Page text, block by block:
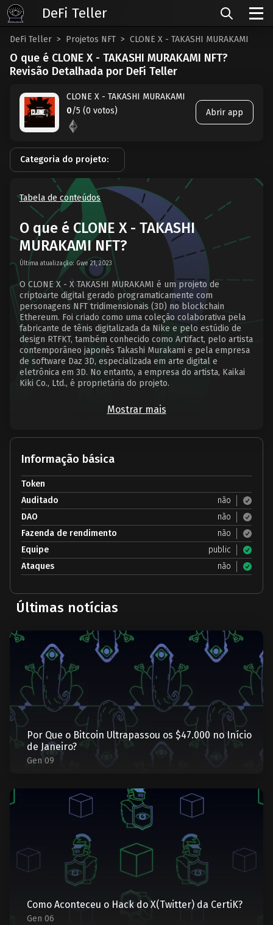
DeFi Teller Projetos NFT CLONE X - TAKASHI MURAKAMI
O que é CLONE X - TAKASHI MURAKAMI NFT?
Revisão Detalhada por DeFi Teller
CLONE X - TAKASHI MURAKAMI
0/5 (0 votos) Abrir app
Categoria do projeto:
Tabela de conteúdos
O que é CLONE X - TAKASHI
MURAKAMI NFT?
Última atualização: Gwe 21, 2023
O CLONE X - X TAKASHI MURAKAMI é um projeto de
criptoarte digital gerado programaticamente com
personagens NFT tridimensionais (3D) no blockchain
Ethereum. Foi criado como uma coleção colaborativa pela
fabricante de tênis digitalizada da Nike e pelo estúdio de
design RTFKT, também conhecido como Artifact, pelo artista
contemporâneo japonês Takashi Murakami e pela empresa
de software Daz 3D, especializada em arte digital e
eletrônica em 3D. No entanto, a empresa do artista, Kaikai
Kiki Co., Ltd., é proprietária do projeto.
Mostrar mais
Informação básica
Token
Auditado
não
DAO
não
Fazenda de rendimento
não
Equipe
public
Ataques
não
Últimas notícias
Por Que o Bitcoin Ultrapassou os $47.000 no Início
de Janeiro?
Gen 09
Como Aconteceu o Hack do X(Twitter) da CertiK?
Gen 06
DeFi Teller